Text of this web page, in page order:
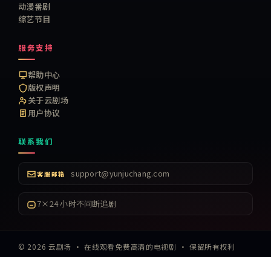
动漫番剧
综艺节目
服务支持
帮助中心
版权声明
关于云剧场
用户协议
联系我们
客服邮箱 support@yunjuchang.com
7×24 小时不间断追剧
© 2026 云剧场 ·在线观看免费高清的电视剧 · 保留所有权利